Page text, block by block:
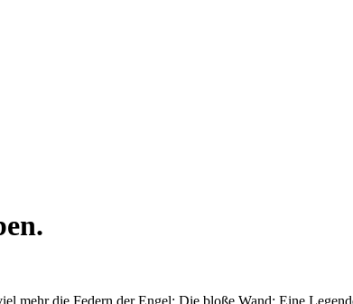
mehr die Federn der Engel; Die bloße Wand; Eine